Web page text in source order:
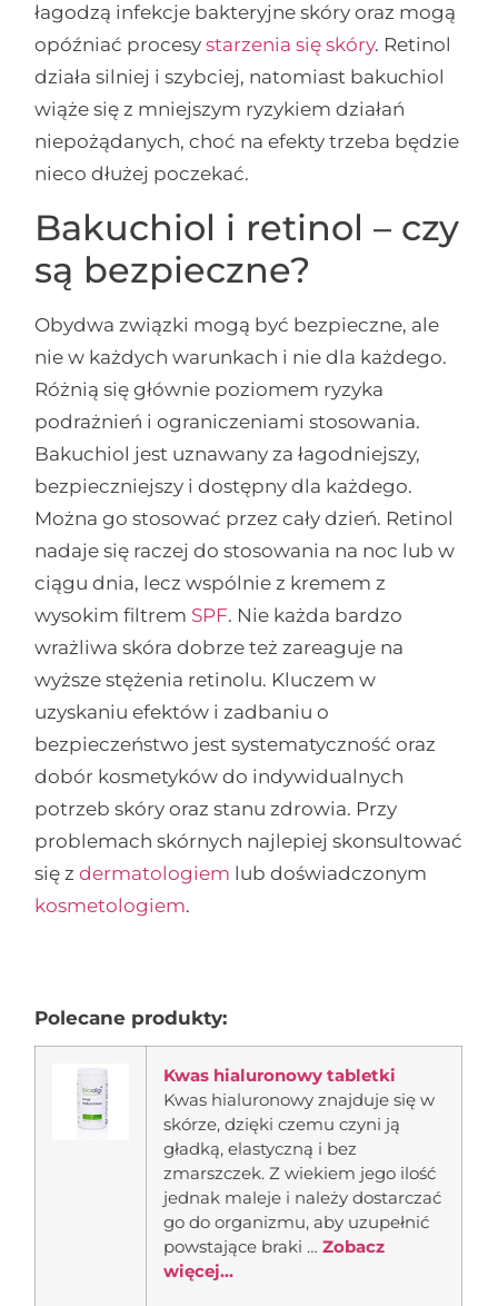
łagodzą infekcje bakteryjne skóry oraz mogą
opóźniać procesystarzenia się skóry. Retinol
działa silniej i szybciej, natomiast bakuchiol
wiąże się z mniejszym ryzykiem działań
niepożądanych, choć na efekty trzeba będzie
nieco dłużej poczekać.
Bakuchiol i retinol – czy
są bezpieczne?
Obydwa związki mogą być bezpieczne, ale
nie w każdych warunkach i nie dla każdego.
Różnią się głównie poziomem ryzyka
podrażnień i ograniczeniami stosowania.
Bakuchiol jest uznawany za łagodniejszy,
bezpieczniejszy i dostępny dla każdego.
Można go stosować przez cały dzień. Retinol
nadaje się raczej do stosowania na noc lub w
ciągu dnia, lecz wspólnie z kremem z
wysokim filtrem SPF. Nie każda bardzo
wrażliwa skóra dobrze też zareaguje na
wyższe stężenia retinolu. Kluczem w
uzyskaniu efektów i zadbaniu o
bezpieczeństwo jest systematyczność oraz
dobór kosmetyków do indywidualnych
potrzeb skóry oraz stanu zdrowia. Przy
problemach skórnych najlepiej skonsultować
się zdermatologiem lub doświadczonym
kosmetologiem.
Polecane produkty:
Kwas hialuronowy tabletki
Kwas hialuronowy znajduje się w
skórze, dzięki czemu czyni ją
gładką, elastyczną i bez
zmarszczek. Z wiekiem jego ilość
jednak maleje i należy dostarczać
go do organizmu, aby uzupełnić
powstające braki …Zobacz
więcej...